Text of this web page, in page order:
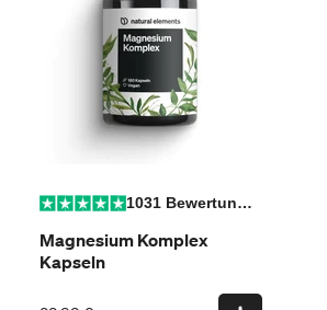
1031 Bewertungen
Magnesium Komplex
Kapseln